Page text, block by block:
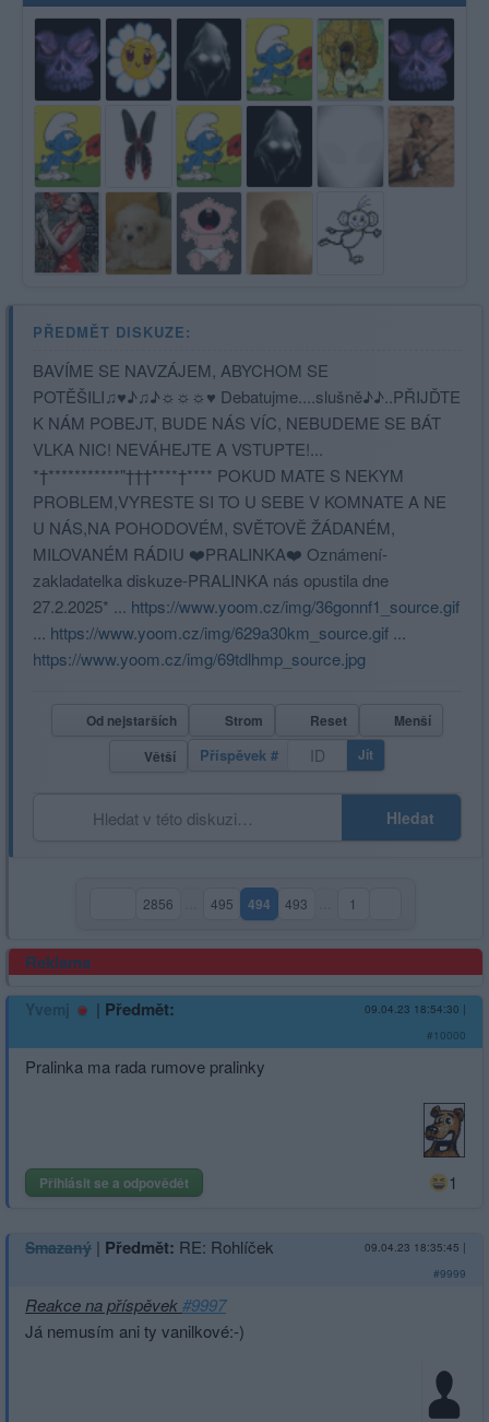
PŘEDMĚT DISKUZE:
BAVÍME SE NAVZÁJEM, ABYCHOM SE
POTĚŠILI♫♥♪♫♪☼☼☼♥ Debatujme....slušně♪♪..PŘIJĎTE
K NÁM POBEJT, BUDE NÁS VÍC, NEBUDEME SE BÁT
VLKA NIC! NEVÁHEJTE A VSTUPTE!...
*†***********"†††****†**** POKUD MATE S NEKYM
PROBLEM,VYRESTE SI TO U SEBE V KOMNATE A NE
U NÁS,NA POHODOVÉM, SVĚTOVĚ ŽÁDANÉM,
MILOVANÉM RÁDIU ❤️PRALINKA❤️ Oznámení-
zakladatelka diskuze-PRALINKA nás opustila dne
27.2.2025* ... https://www.yoom.cz/img/36gonnf1_source.gif
... https://www.yoom.cz/img/629a30km_source.gif ...
https://www.yoom.cz/img/69tdlhmp_source.jpg
Od nejstarších Strom Reset
Menší
Větší
Příspěvek # Jít
Hledat
2856 495 494(aktuální strana)
493 1
Reklama
Yvemj | Předmět: 09.04.23 18:54:30 |
#10000
Pralinka ma rada rumove pralinky
Přihlásit se a odpovědět 1
Smazaný | Předmět: RE: Rohlíček 09.04.23 18:35:45 |
#9999
Reakce na příspěvek#9997
Já nemusím ani ty vanilkové:-)